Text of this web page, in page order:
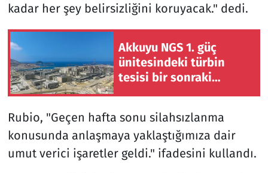
kadar her şey belirsizliğini koruyacak." dedi.
Akkuyu NGS 1. güç
ünitesindeki türbin
tesisi bir sonraki
Rubio, "Geçen hafta sonu silahsızlanma
konusunda anlaşmaya yaklaştığımıza dair
umut verici işaretler geldi." ifadesini kullandı.